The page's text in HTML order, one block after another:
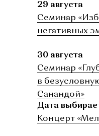
29 августа
Семинар
негативных
30 августа
Семинар
в
Санандой»
Дата
Концерт